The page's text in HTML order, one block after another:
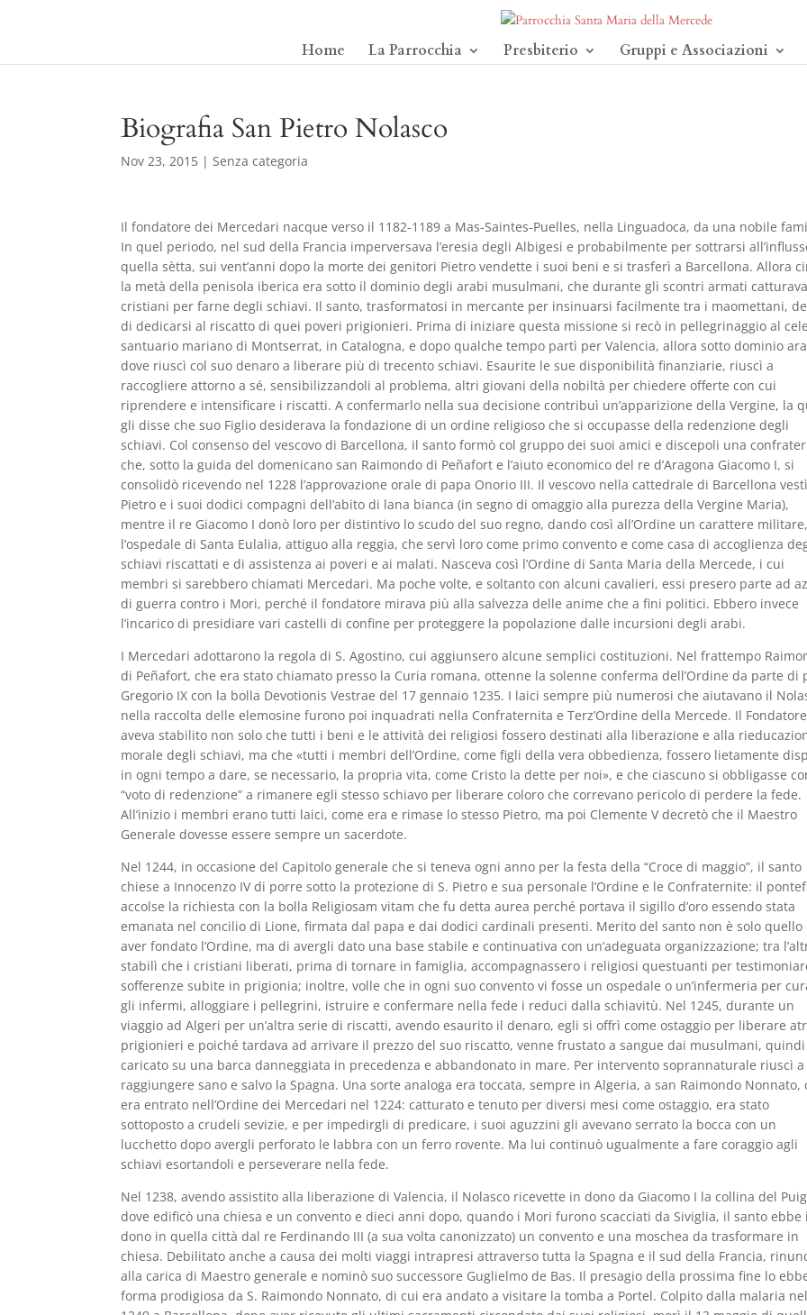
Home La Parrocchia Presbiterio Gruppi e Associazioni
Biografia San Pietro Nolasco
Nov 23, 2015 |Senza categoria
Il fondatore dei Mercedari nacque verso il 1182-1189 a Mas-Saintes-Puelles, nella Linguadoca, da una nobile
In quel periodo, nel sud della Francia imperversava l’eresia degli Albigesi e probabilmente per sottrarsi
quella sètta, sui vent’anni dopo la morte dei genitori Pietro vendette i suoi beni e si trasferì a Barcellona. Allora
la metà della penisola iberica era sotto il dominio degli arabi musulmani, che durante gli scontri armati
cristiani per farne degli schiavi. Il santo, trasformatosi in mercante per insinuarsi facilmente tra i maomettani,
di dedicarsi al riscatto di quei poveri prigionieri. Prima di iniziare questa missione si recò in pellegrinaggio al
santuario mariano di Montserrat, in Catalogna, e dopo qualche tempo partì per Valencia, allora sotto dominio
dove riuscì col suo denaro a liberare più di trecento schiavi. Esaurite le sue disponibilità finanziarie, riuscì a
raccogliere attorno a sé, sensibilizzandoli al problema, altri giovani della nobiltà per chiedere offerte con cui
riprendere e intensificare i riscatti. A confermarlo nella sua decisione contribuì un’apparizione della Vergine, la
gli disse che suo Figlio desiderava la fondazione di un ordine religioso che si occupasse della redenzione degli
schiavi. Col consenso del vescovo di Barcellona, il santo formò col gruppo dei suoi amici e discepoli una
che, sotto la guida del domenicano san Raimondo di Peñafort e l’aiuto economico del re d’Aragona Giacomo I, si
consolidò ricevendo nel 1228 l’approvazione orale di papa Onorio III. Il vescovo nella cattedrale di Barcellona vestì
Pietro e i suoi dodici compagni dell’abito di lana bianca (in segno di omaggio alla purezza della Vergine Maria),
mentre il re Giacomo I donò loro per distintivo lo scudo del suo regno, dando così all’Ordine un carattere
l’ospedale di Santa Eulalia, attiguo alla reggia, che servì loro come primo convento e come casa di accoglienza
schiavi riscattati e di assistenza ai poveri e ai malati. Nasceva così l’Ordine di Santa Maria della Mercede, i cui
membri si sarebbero chiamati Mercedari. Ma poche volte, e soltanto con alcuni cavalieri, essi presero parte ad
di guerra contro i Mori, perché il fondatore mirava più alla salvezza delle anime che a fini politici. Ebbero invece
l’incarico di presidiare vari castelli di confine per proteggere la popolazione dalle incursioni degli arabi.
I Mercedari adottarono la regola di S. Agostino, cui aggiunsero alcune semplici costituzioni. Nel frattempo
di Peñafort, che era stato chiamato presso la Curia romana, ottenne la solenne conferma dell’Ordine da parte di
Gregorio IX con la bolla Devotionis Vestrae del 17 gennaio 1235. I laici sempre più numerosi che aiutavano il
nella raccolta delle elemosine furono poi inquadrati nella Confraternita e Terz’Ordine della Mercede. Il Fondatore
aveva stabilito non solo che tutti i beni e le attività dei religiosi fossero destinati alla liberazione e alla
morale degli schiavi, ma che «tutti i membri dell’Ordine, come figli della vera obbedienza, fossero lietamente
in ogni tempo a dare, se necessario, la propria vita, come Cristo la dette per noi», e che ciascuno si obbligasse
“voto di redenzione” a rimanere egli stesso schiavo per liberare coloro che correvano pericolo di perdere la fede.
All’inizio i membri erano tutti laici, come era e rimase lo stesso Pietro, ma poi Clemente V decretò che il Maestro
Generale dovesse essere sempre un sacerdote.
Nel 1244, in occasione del Capitolo generale che si teneva ogni anno per la festa della “Croce di maggio”, il santo
chiese a Innocenzo IV di porre sotto la protezione di S. Pietro e sua personale l’Ordine e le Confraternite: il
accolse la richiesta con la bolla Religiosam vitam che fu detta aurea perché portava il sigillo d’oro essendo stata
emanata nel concilio di Lione, firmata dal papa e dai dodici cardinali presenti. Merito del santo non è solo quello
aver fondato l’Ordine, ma di avergli dato una base stabile e continuativa con un’adeguata organizzazione; tra
stabilì che i cristiani liberati, prima di tornare in famiglia, accompagnassero i religiosi questuanti per
sofferenze subite in prigionia; inoltre, volle che in ogni suo convento vi fosse un ospedale o un’infermeria per
gli infermi, alloggiare i pellegrini, istruire e confermare nella fede i reduci dalla schiavitù. Nel 1245, durante un
viaggio ad Algeri per un’altra serie di riscatti, avendo esaurito il denaro, egli si offrì come ostaggio per liberare
prigionieri e poiché tardava ad arrivare il prezzo del suo riscatto, venne frustato a sangue dai musulmani, quindi
caricato su una barca danneggiata in precedenza e abbandonato in mare. Per intervento soprannaturale riuscì a
raggiungere sano e salvo la Spagna. Una sorte analoga era toccata, sempre in Algeria, a san Raimondo Nonnato,
era entrato nell’Ordine dei Mercedari nel 1224: catturato e tenuto per diversi mesi come ostaggio, era stato
sottoposto a crudeli sevizie, e per impedirgli di predicare, i suoi aguzzini gli avevano serrato la bocca con un
lucchetto dopo avergli perforato le labbra con un ferro rovente. Ma lui continuò ugualmente a fare coraggio agli
schiavi esortandoli e perseverare nella fede.
Nel 1238, avendo assistito alla liberazione di Valencia, il Nolasco ricevette in dono da Giacomo I la collina del Puig
dove edificò una chiesa e un convento e dieci anni dopo, quando i Mori furono scacciati da Siviglia, il santo ebbe
dono in quella città dal re Ferdinando III (a sua volta canonizzato) un convento e una moschea da trasformare in
chiesa. Debilitato anche a causa dei molti viaggi intrapresi attraverso tutta la Spagna e il sud della Francia,
alla carica di Maestro generale e nominò suo successore Guglielmo de Bas. Il presagio della prossima fine lo
forma prodigiosa da S. Raimondo Nonnato, di cui era andato a visitare la tomba a Portel. Colpito dalla malaria nel